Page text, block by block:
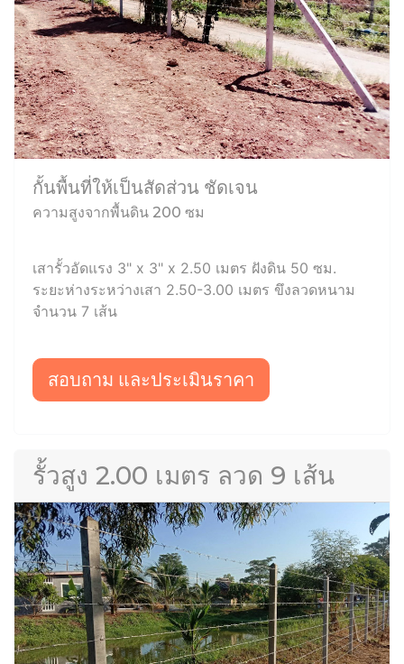
กั้นพื้นที่ให้เป็นสัดส่วน ชัดเจน
ความสูงจากพื้นดิน 200 ซม
เสารั้วอัดแรง 3" x 3" x 2.50 เมตร ฝังดิน 50 ซม.
ระยะห่างระหว่างเสา 2.50-3.00 เมตร ขึงลวดหนาม
จำนวน 7 เส้น
สอบถาม และประเมินราคา
รั้วสูง 2.00 เมตร ลวด 9 เส้น